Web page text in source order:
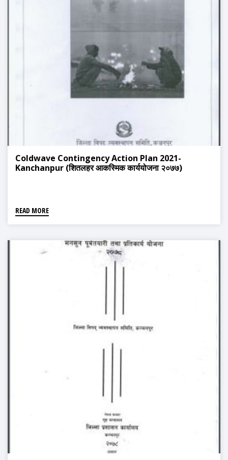
Coldwave Contingency Action Plan 2021-
Kanchanpur (शितलहर आकस्मिक कार्ययोजना २०७७)
READ MORE